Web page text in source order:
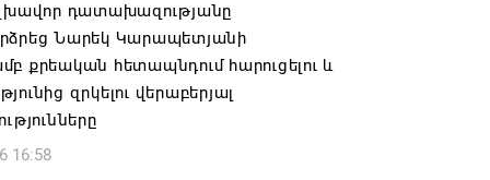
16:57
Բ-ի և եպիսկոպոսների գործով
ինքնաբացարկ է հայտնել
16:55
դատախազությանը
Նարեկ Կարապետյանի
քրեական հետապնդում հարուցելու և
զրկելու վերաբերյալ
16:58